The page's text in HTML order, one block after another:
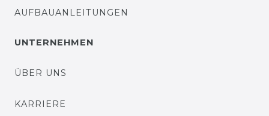
AUFBAUANLEITUNGEN
UNTERNEHMEN
ÜBER UNS
KARRIERE